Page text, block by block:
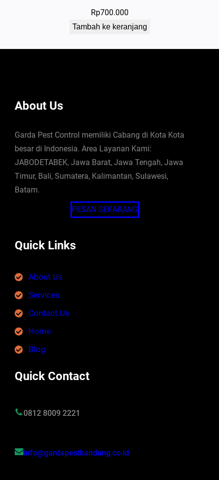
Rp700.000
Tambah ke keranjang
About Us
Garda Pest Control memiliki Cabang di Kota Kota
besar di Indonesia. Area Layanan Kami:
JABODETABEK, Jawa Barat, Jawa Tengah, Jawa
Timur, Bali, Sumatera, Kalimantan, Sulawesi,
Batam.
PESAN SEKARANG
Quick Links
About Us
Services
Contact Us
Home
Blog
Quick Contact
0812 8009 2221
info@gardapestbandung.co.id